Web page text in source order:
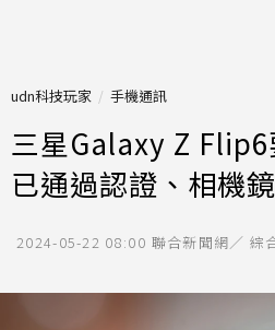
udn科技玩家 手機通訊
三星Galaxy Z
已通過認證、相機
2024-05-22 08:00 聯合新聞網／ 綜